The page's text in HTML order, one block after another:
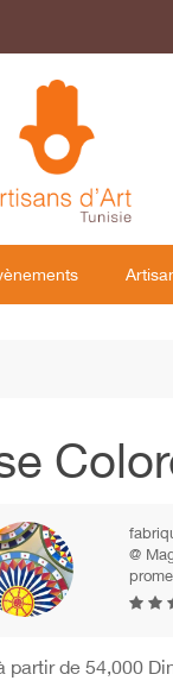
@
partir de 54,000